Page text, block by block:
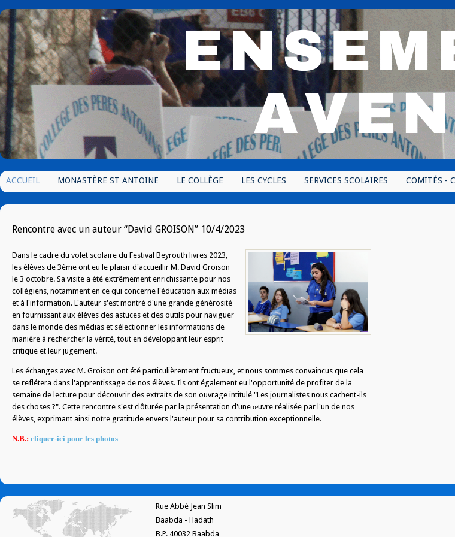
ACCUEIL MONASTÈRE ST ANTOINE LE COLLÈGE LES CYCLES SERVICES SCOLAIRES COMITÉS -
Rencontre avec un auteur “David GROISON” 10/4/2023
Dans le cadre du volet scolaire du Festival Beyrouth livres 2023,
les élèves de 3ème ont eu le plaisir d'accueillir M. David Groison
le 3 octobre. Sa visite a été extrêmement enrichissante pour nos
collégiens, notamment en ce qui concerne l'éducation aux médias
et à l'information. L'auteur s'est montré d'une grande générosité
en fournissant aux élèves des astuces et des outils pour naviguer
dans le monde des médias et sélectionner les informations de
manière à rechercher la vérité, tout en développant leur esprit
critique et leur jugement.
Les échanges avec M. Groison ont été particulièrement fructueux, et nous sommes convaincus que cela
se reflétera dans l'apprentissage de nos élèves. Ils ont également eu l'opportunité de profiter de la
semaine de lecture pour découvrir des extraits de son ouvrage intitulé "Les journalistes nous cachent-ils
des choses ?". Cette rencontre s'est clôturée par la présentation d'une œuvre réalisée par l'un de nos
élèves, exprimant ainsi notre gratitude envers l'auteur pour sa contribution exceptionnelle.
N.B.: cliquer-ici pour les photos
Rue Abbé Jean Slim
Baabda - Hadath
B.P. 40032 Baabda